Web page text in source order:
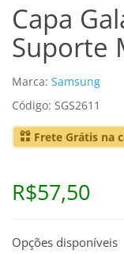
Capa
Suporte
Marca: Samsung
Código: SGS2611
Frete Grátis na
R$57,50
Opções disponíveis